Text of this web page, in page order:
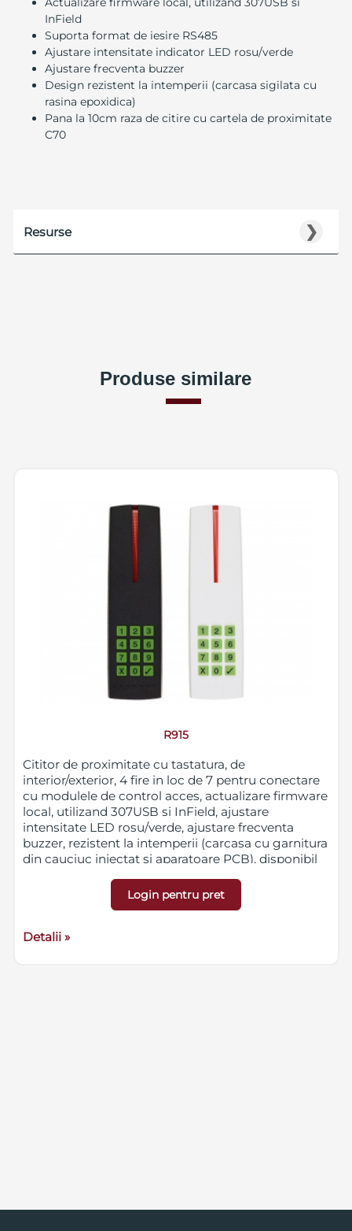
InField
Suporta format de iesire RS485
Ajustare intensitate indicator LED rosu/verde
Ajustare frecventa buzzer
Design rezistent la intemperii (carcasa sigilata cu
rasina epoxidica)
Pana la 10cm raza de citire cu cartela de proximitate
C70
❯
Resurse
Produse similare
R915
Cititor de proximitate cu tastatura, de
interior/exterior, 4 fire in loc de 7 pentru conectare
cu modulele de control acces, actualizare firmware
local, utilizand 307USB si InField, ajustare
intensitate LED rosu/verde, ajustare frecventa
buzzer, rezistent la intemperii (carcasa cu garnitura
din cauciuc injectat si aparatoare PCB), disponibil
Login pentru pret
Detalii »